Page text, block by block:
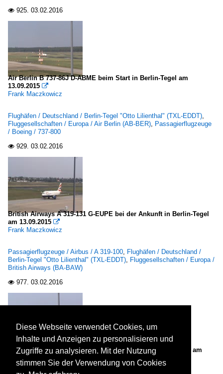
 925. 03.02.2016
Air Berlin B 737-86J D-ABME beim Start in Berlin-Tegel am
13.09.2015 
Frank Maczkowicz
Flughäfen / Deutschland / Berlin-Tegel "Otto Lilienthal" (TXL-EDDT),
Fluggesellschaften / Europa / Air Berlin (AB-BER), Passagierflugzeuge
/ Boeing / 737-800
 929. 03.02.2016
British Airways A 319-131 G-EUPE bei der Ankunft in Berlin-Tegel
am 13.09.2015 
Frank Maczkowicz
Passagierflugzeuge / Airbus / A 319-100, Flughäfen / Deutschland /
Berlin-Tegel "Otto Lilienthal" (TXL-EDDT), Fluggesellschaften / Europa /
British Airways (BA-BAW)
 977. 03.02.2016
Brussels Airlines RJ100 OO-DWE beim Start in Berlin-Tegel am
13.09.2015
Frank Maczkowicz
Diese Webseite verwendet Cookies, um
Inhalte und Anzeigen zu personalisieren und
Zugriffe zu analysieren. Mit der Nutzung
stimmen Sie der Verwendung von Cookies